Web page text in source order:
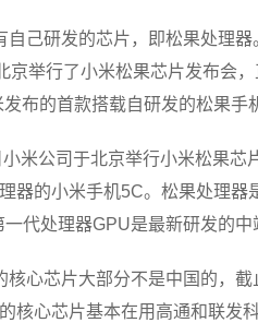
自己研发的芯片，即松果处理
京举行了小米松果芯片发布会
布的首款搭载自研发的松果手
米公司于北京举行小米松果
器的小米手机5C。松果处理
代处理器GPU是最新研发的中
核心芯片大部分不是中国的，
核心芯片基本在用高通和联发